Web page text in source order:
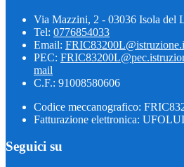
Via Mazzini, 2 - 03036 Isola del
Tel: 0776854033
Email:
PEC:
mail
C.F.: 91008580606
Codice meccanografico:
Fatturazione elettronica: UFOLUI
Seguici su